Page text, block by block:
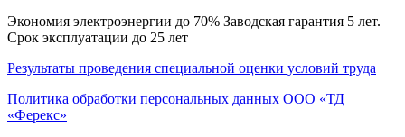
Экономия электроэнергии до 70% Заводская гарантия 5 лет.
Срок эксплуатации до 25 лет
Результаты проведения специальной оценки условий труда
Политика обработки персональных данных ООО «ТД
«Ферекс»